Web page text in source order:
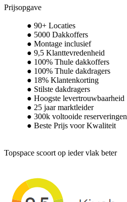
Prijsopgave
90+ Locaties
5000 Dakkoffers
Montage inclusief
9,5 Klanttevredenheid
100% Thule dakkoffers
100% Thule dakdragers
18% Klantenkorting
Stilste dakdragers
Hoogste levertrouwbaarheid
25 jaar marktleider
300k voltooide reserveringen
Beste Prijs voor Kwaliteit
Topspace scoort op ieder vlak beter